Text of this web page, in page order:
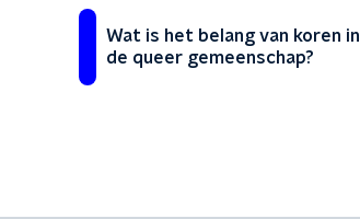
Wat is het belang van koren in
de queer gemeenschap?